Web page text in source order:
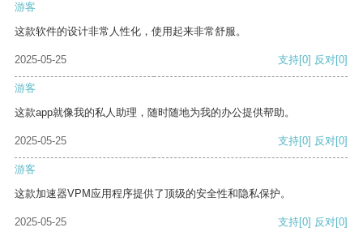
游客
这款软件的设计非常人性化，使用起来非常舒服。
2025-05-25 支持[0] 反对[0]
游客
这款app就像我的私人助理，随时随地为我的办公提供帮助。
2025-05-25 支持[0] 反对[0]
游客
这款加速器VPM应用程序提供了顶级的安全性和隐私保护。
2025-05-25 支持[0] 反对[0]